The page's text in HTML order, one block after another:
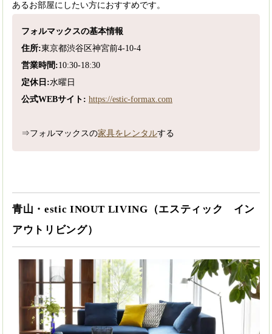
あるお部屋にしたい方におすすめです。
フォルマックスの基本情報
住所:東京都渋谷区神宮前4-10-4
営業時間:10:30-18:30
定休日:水曜日
公式WEBサイト: https://estic-formax.com
⇒フォルマックスの家具をレンタルする
青山・estic INOUT LIVING（エスティック イン
アウトリビング）